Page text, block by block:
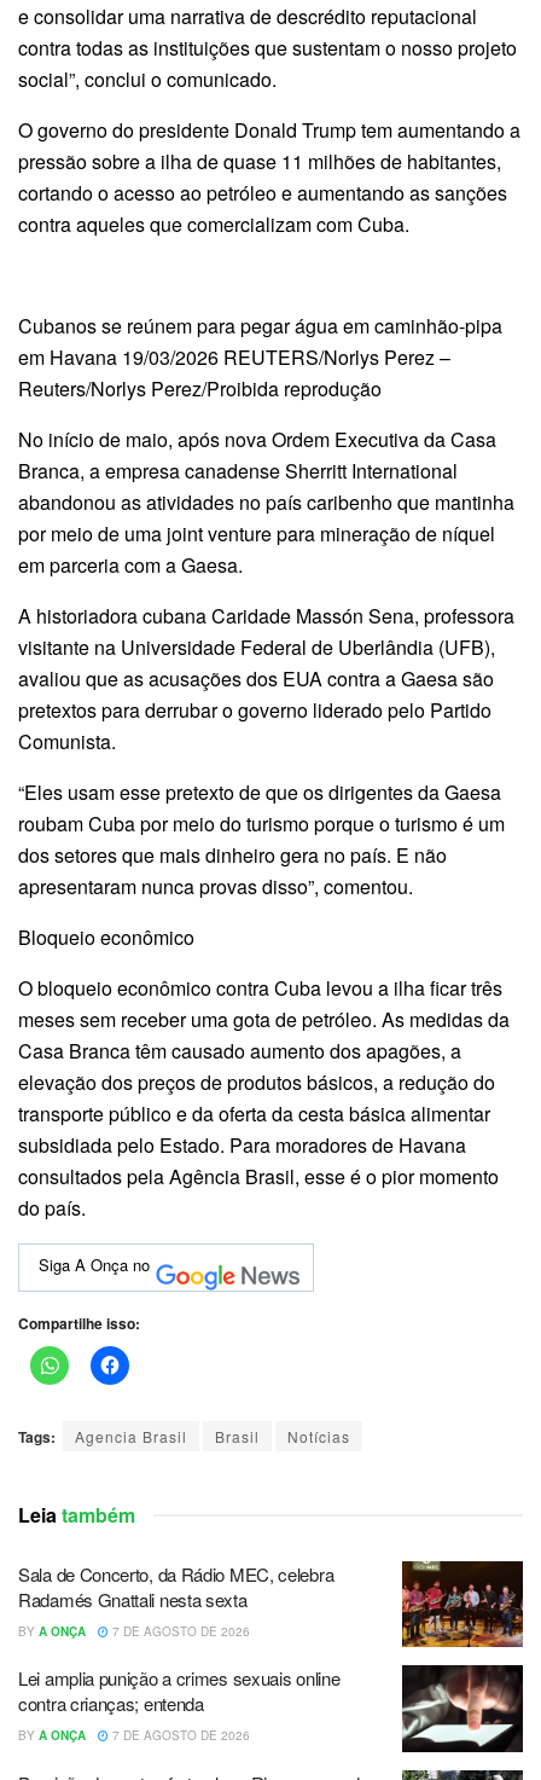
e consolidar uma narrativa de descrédito reputacional
contra todas as instituições que sustentam o nosso projeto
social”, conclui o comunicado.
O governo do presidente Donald Trump tem aumentando a
pressão sobre a ilha de quase 11 milhões de habitantes,
cortando o acesso ao petróleo e aumentando as sanções
contra aqueles que comercializam com Cuba.
Cubanos se reúnem para pegar água em caminhão-pipa
em Havana 19/03/2026 REUTERS/Norlys Perez –
Reuters/Norlys Perez/Proibida reprodução
No início de maio, após nova Ordem Executiva da Casa
Branca, a empresa canadense Sherritt International
abandonou as atividades no país caribenho que mantinha
por meio de uma joint venture para mineração de níquel
em parceria com a Gaesa.
A historiadora cubana Caridade Massón Sena, professora
visitante na Universidade Federal de Uberlândia (UFB),
avaliou que as acusações dos EUA contra a Gaesa são
pretextos para derrubar o governo liderado pelo Partido
Comunista.
“Eles usam esse pretexto de que os dirigentes da Gaesa
roubam Cuba por meio do turismo porque o turismo é um
dos setores que mais dinheiro gera no país. E não
apresentaram nunca provas disso”, comentou.
Bloqueio econômico
O bloqueio econômico contra Cuba levou a ilha ficar três
meses sem receber uma gota de petróleo. As medidas da
Casa Branca têm causado aumento dos apagões, a
elevação dos preços de produtos básicos, a redução do
transporte público e da oferta da cesta básica alimentar
subsidiada pelo Estado. Para moradores de Havana
consultados pela Agência Brasil, esse é o pior momento
do país.
Siga A Onça no
Compartilhe isso:
Tags: Agencia Brasil Brasil Notícias
Leia também
Sala de Concerto, da Rádio MEC, celebra
Radamés Gnattali nesta sexta
BY A ONÇA 7 DE AGOSTO DE 2026
Lei amplia punição a crimes sexuais online
contra crianças; entenda
BY A ONÇA 7 DE AGOSTO DE 2026